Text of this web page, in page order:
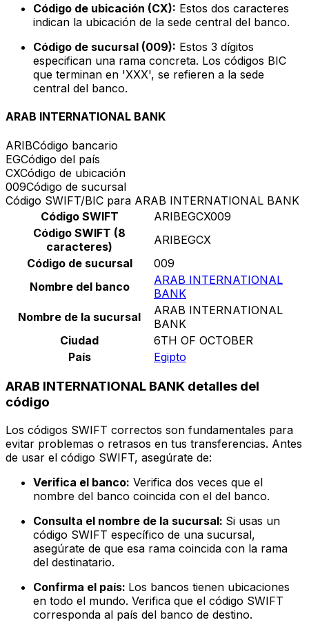
Código de ubicación (CX): Estos dos caracteres
indican la ubicación de la sede central del banco.
Código de sucursal (009): Estos 3 dígitos
especifican una rama concreta. Los códigos BIC
que terminan en 'XXX', se refieren a la sede
central del banco.
ARAB INTERNATIONAL BANK
ARIBCódigo bancario
EGCódigo del país
CXCódigo de ubicación
009Código de sucursal
Código SWIFT/BIC para ARAB INTERNATIONAL BANK
Código SWIFT
ARIBEGCX009
Código SWIFT (8
caracteres)
ARIBEGCX
Código de sucursal
009
Nombre del banco
ARAB INTERNATIONAL
BANK
Nombre de la sucursal
ARAB INTERNATIONAL
BANK
Ciudad
6TH OF OCTOBER
País
Egipto
ARAB INTERNATIONAL BANK detalles del
código
Los códigos SWIFT correctos son fundamentales para
evitar problemas o retrasos en tus transferencias. Antes
de usar el código SWIFT, asegúrate de:
Verifica el banco: Verifica dos veces que el
nombre del banco coincida con el del banco.
Consulta el nombre de la sucursal: Si usas un
código SWIFT específico de una sucursal,
asegúrate de que esa rama coincida con la rama
del destinatario.
Confirma el país: Los bancos tienen ubicaciones
en todo el mundo. Verifica que el código SWIFT
corresponda al país del banco de destino.